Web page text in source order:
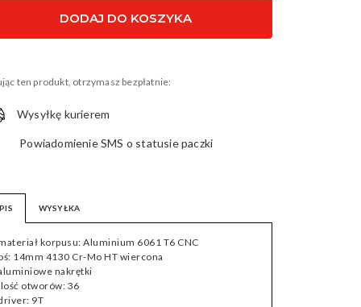
DODAJ DO KOSZYKA
ten produkt, otrzymasz bezpłatnie:
Wysyłkę kurierem
Powiadomienie SMS o statusie paczki
WYSYŁKA
korpusu: Aluminium 6061 T6 CNC
14mm 4130 Cr-Mo HT wiercona
nakrętki
otworów: 36
9T